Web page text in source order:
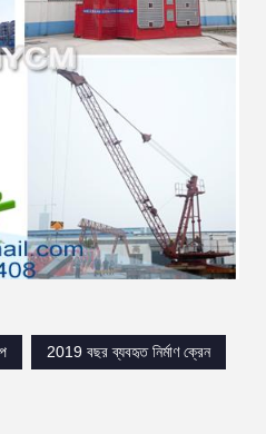
2019 বছর ব্যবহৃত নির্মাণ ক্রেন